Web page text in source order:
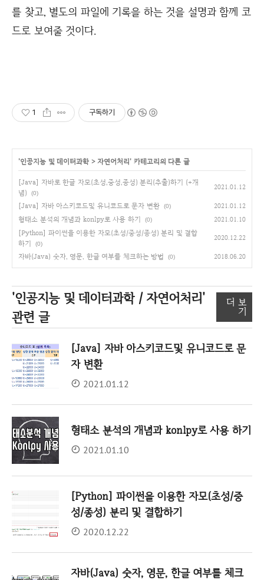
를 찾고, 별도의 파일에 기록을 하는 것을 설명과 함께 코
드로 보여줄 것이다.
1 구독하기
'인공지능 및 데이터과학 >자연어처리' 카테고리의 다른 글
[Java] 자바로 한글 자모(초성,중성,종성) 분리(추출)하기 (+개
념)
(0)
2021.01.12
[Java] 자바 아스키코드및 유니코드로 문자 변환 (0) 2021.01.12
형태소 분석의 개념과 konlpy로 사용 하기 (0) 2021.01.10
[Python] 파이썬을 이용한 자모(초성/중성/종성) 분리 및 결합
하기
(0)
2020.12.22
자바(Java) 숫자, 영문, 한글 여부를 체크하는 방법 (0) 2018.06.20
'인공지능 및 데이터과학 / 자연어처리'
관련 글
더 보
기
[Java] 자바 아스키코드및 유니코드로 문
자 변환
2021.01.12
형태소 분석의 개념과 konlpy로 사용 하기
2021.01.10
[Python] 파이썬을 이용한 자모(초성/중
성/종성) 분리 및 결합하기
2020.12.22
자바(Java) 숫자, 영문, 한글 여부를 체크